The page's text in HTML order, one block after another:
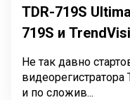
TDR-719S
719S и
Не так давно
видеорегистратора
и по сложив...